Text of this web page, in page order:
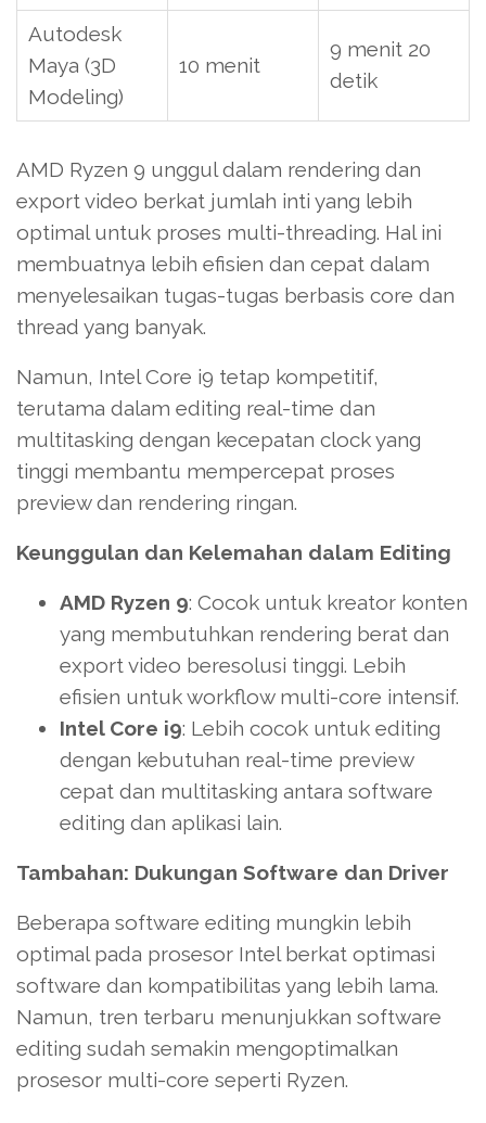
Autodesk
Maya (3D
Modeling)
10 menit
9 menit 20
detik
AMD Ryzen 9 unggul dalam rendering dan
export video berkat jumlah inti yang lebih
optimal untuk proses multi-threading. Hal ini
membuatnya lebih efisien dan cepat dalam
menyelesaikan tugas-tugas berbasis core dan
thread yang banyak.
Namun, Intel Core i9 tetap kompetitif,
terutama dalam editing real-time dan
multitasking dengan kecepatan clock yang
tinggi membantu mempercepat proses
preview dan rendering ringan.
Keunggulan dan Kelemahan dalam Editing
AMD Ryzen 9: Cocok untuk kreator konten
yang membutuhkan rendering berat dan
export video beresolusi tinggi. Lebih
efisien untuk workflow multi-core intensif.
Intel Core i9: Lebih cocok untuk editing
dengan kebutuhan real-time preview
cepat dan multitasking antara software
editing dan aplikasi lain.
Tambahan: Dukungan Software dan Driver
Beberapa software editing mungkin lebih
optimal pada prosesor Intel berkat optimasi
software dan kompatibilitas yang lebih lama.
Namun, tren terbaru menunjukkan software
editing sudah semakin mengoptimalkan
prosesor multi-core seperti Ryzen.